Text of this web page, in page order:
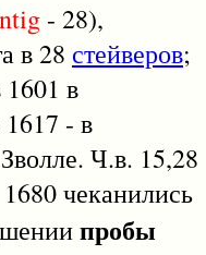
- 28),
в 28 стейверов;
1601 в
- в
Ч.в. 15,28
чеканились
пробы